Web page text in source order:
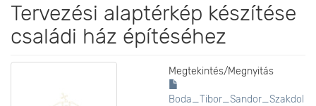
Tervezési alaptérkép készítése
családi ház építéséhez
Megtekintés/Megnyitás
Boda_Tibor_Sandor_Szakdol